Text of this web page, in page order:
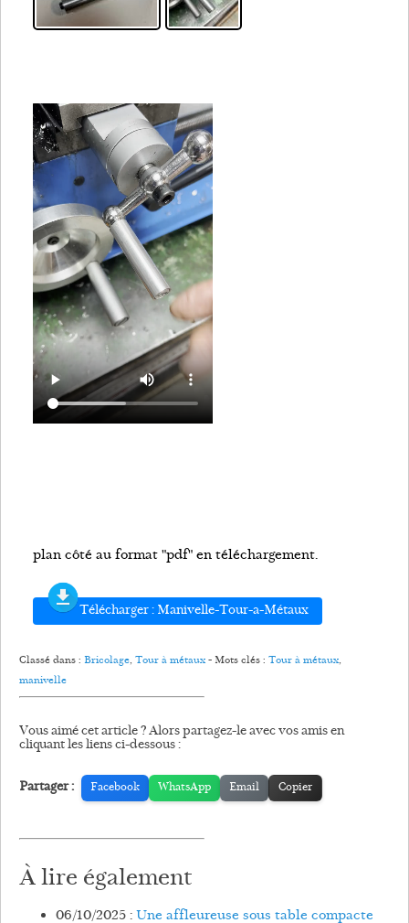
plan côté au format "pdf" en téléchargement.
Télécharger : Manivelle-Tour-a-Métaux
Classé dans : Bricolage, Tour à métaux- Mots clés : Tour à métaux,
manivelle
Vous aimé cet article ? Alors partagez-le avec vos amis en
cliquant les liens ci-dessous :
Partager : Facebook WhatsApp Email Copier
À lire également
06/10/2025 :Une affleureuse sous table compacte